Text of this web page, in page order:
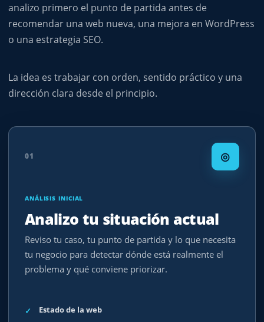
analizo primero el punto de partida antes de
recomendar una web nueva, una mejora en WordPress
o una estrategia SEO.
La idea es trabajar con orden, sentido práctico y una
dirección clara desde el principio.
01 ◎
ANÁLISIS INICIAL
Analizo tu situación actual
Reviso tu caso, tu punto de partida y lo que necesita
tu negocio para detectar dónde está realmente el
problema y qué conviene priorizar.
Estado de la web